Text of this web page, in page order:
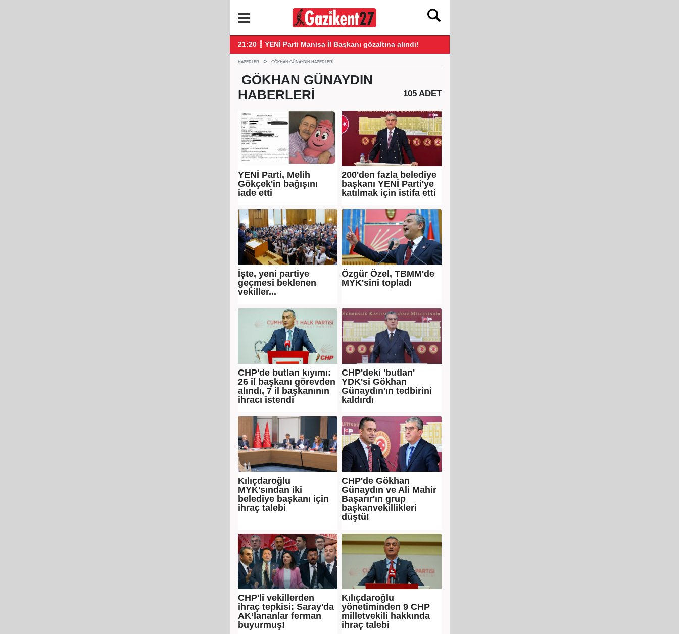
21:20 ┋ YENİ Parti Manisa İl Başkanı gözaltına alındı!
HABERLER GÖKHAN GÜNAYDIN HABERLERI
GÖKHAN GÜNAYDIN
HABERLERI
105 ADET
YENİ Parti, Melih
Gökçek'in bağışını
iade etti
200'den fazla belediye
başkanı YENİ Parti'ye
katılmak için istifa etti
İşte, yeni partiye
geçmesi beklenen
vekiller...
Özgür Özel, TBMM'de
MYK'sini topladı
CHP'de butlan kıyımı:
26 il başkanı görevden
alındı, 7 il başkanının
ihracı istendi
CHP'deki 'butlan'
YDK'si Gökhan
Günaydın'ın tedbirini
kaldırdı
Kılıçdaroğlu
MYK'sından iki
belediye başkanı için
ihraç talebi
CHP'de Gökhan
Günaydın ve Ali Mahir
Başarır'ın grup
başkanvekillikleri
düştü!
CHP'li vekillerden
ihraç tepkisi: Saray'da
AK’lananlar ferman
buyurmuş!
Kılıçdaroğlu
yönetiminden 9 CHP
milletvekili hakkında
ihraç talebi